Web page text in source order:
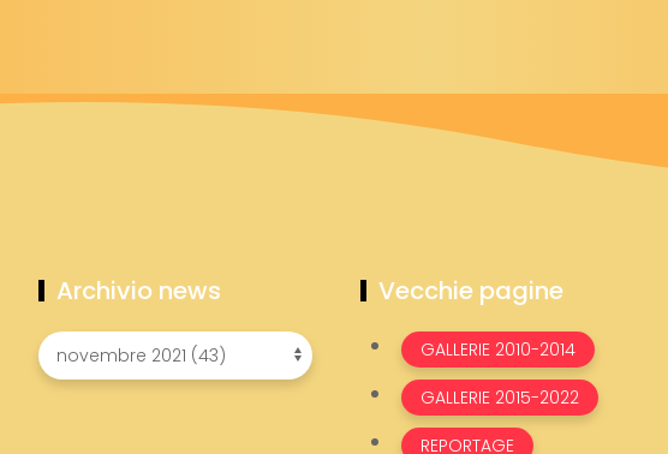
Archivio news Vecchie pagine
GALLERIE 2010-2014
GALLERIE 2015-2022
REPORTAGE